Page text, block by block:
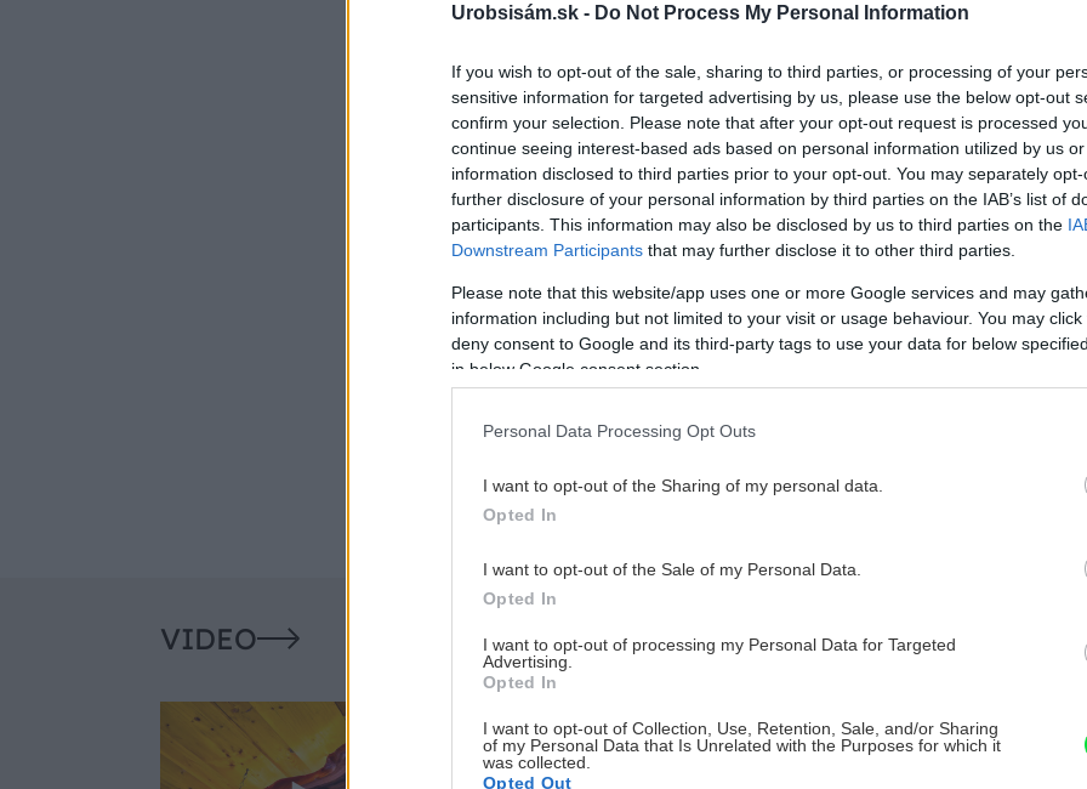
Urobsisám.sk - Do Not Process My Personal Information
If you wish to opt-out of the sale, sharing to third parties, or processing of your
sensitive information for targeted advertising by us, please use the below opt-out
confirm your selection. Please note that after your opt-out request is processed
continue seeing interest-based ads based on personal information utilized by us
information disclosed to third parties prior to your opt-out. You may separately
further disclosure of your personal information by third parties on the IAB’s list of
participants. This information may also be disclosed by us to third parties on the
Downstream Participants that may further disclose it to other third parties.
Please note that this website/app uses one or more Google services and may
information including but not limited to your visit or usage behaviour. You may
deny consent to Google and its third-party tags to use your data for below
in below Google consent section.
Personal Data Processing Opt Outs
I want to opt-out of the Sharing of my personal data.
Opted In
I want to opt-out of the Sale of my Personal Data.
Opted In
I want to opt-out of processing my Personal Data for Targeted
Advertising.
Opted In
I want to opt-out of Collection, Use, Retention, Sale, and/or Sharing
of my Personal Data that Is Unrelated with the Purposes for which it
was collected.
Opted Out
VIDEO